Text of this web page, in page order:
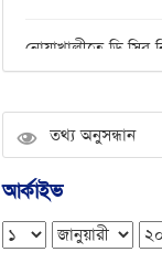
নোয়াখালীতে ডি সির
বৃহস্পতিবার ● ৬ আগস্ট
বেগমগঞ্জে ১১ দলীয়
অনুষ্ঠিত
বুধবার ● ৫ আগস্ট ২০২৬
চেয়ারম্যান পদে
আর্কাইভ